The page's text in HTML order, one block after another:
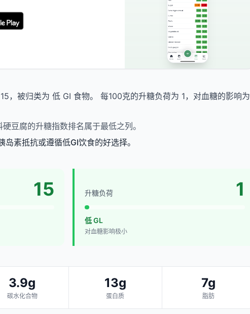
，被归类为 低 GI 食物。 每100克的升糖负荷为 1，对血糖的影响为
豆腐的升糖指数排名属于最低之列。
素抵抗或遵循低GI饮食的好选择。
15 升糖负荷 1
低 GL
对血糖影响极小
3.9g
碳水化合物
13g
蛋白质
7g
脂肪